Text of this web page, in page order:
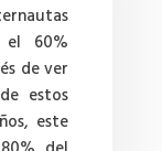
60%
de ver
estos
este